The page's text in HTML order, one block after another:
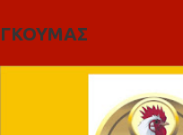
ΓΚΟΥΜΑΣ